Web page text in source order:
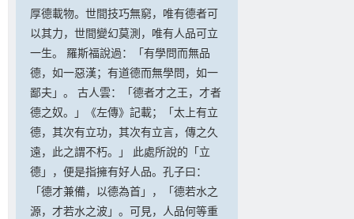
厚德載物。世間技巧無窮，唯有德者可
以其力，世間變幻莫測，唯有人品可立
一生。 羅斯福說過：「有學問而無品
德，如一惡漢；有道德而無學問，如一
鄙夫」。 古人雲：「德者才之王，才者
德之奴。」《左傳》記載；「太上有立
德，其次有立功，其次有立言，傳之久
遠，此之謂不朽。」 此處所說的「立
德」，便是指擁有好人品。孔子曰：
「德才兼備，以德為首」，「德若水之
源，才若水之波」。可見，人品何等重